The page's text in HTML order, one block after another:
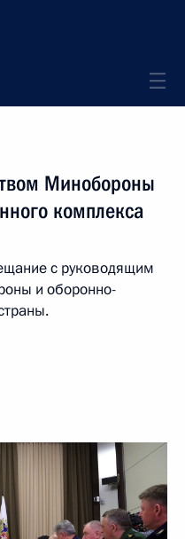
Минобороны
комплекса
с руководящим
и оборонно-